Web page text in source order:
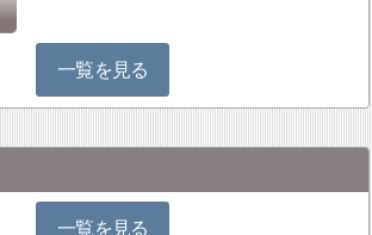
一覧を見る
一覧を見る